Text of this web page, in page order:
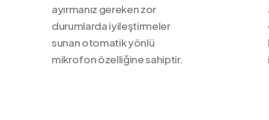
ayırmanız gereken zor
durumlarda iyileştirmeler
sunan otomatik yönlü
mikrofon özelliğine sahiptir.